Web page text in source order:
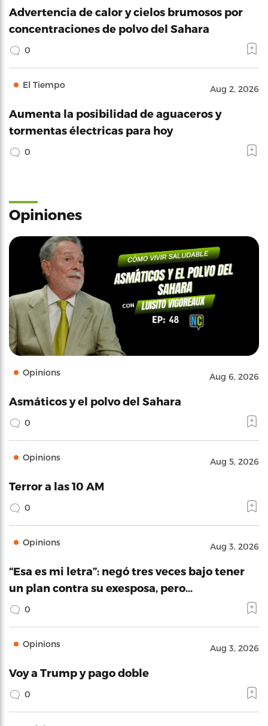
Advertencia de calor y cielos brumosos por
concentraciones de polvo del Sahara
0
El Tiempo Aug 2, 2026
Aumenta la posibilidad de aguaceros y
tormentas électricas para hoy
0
Opiniones
Opinions Aug 6, 2026
Asmáticos y el polvo del Sahara
0
Opinions Aug 5, 2026
Terror a las 10 AM
0
Opinions Aug 3, 2026
“Esa es mi letra”: negó tres veces bajo tener
un plan contra su exesposa, pero…
0
Opinions Aug 3, 2026
Voy a Trump y pago doble
0